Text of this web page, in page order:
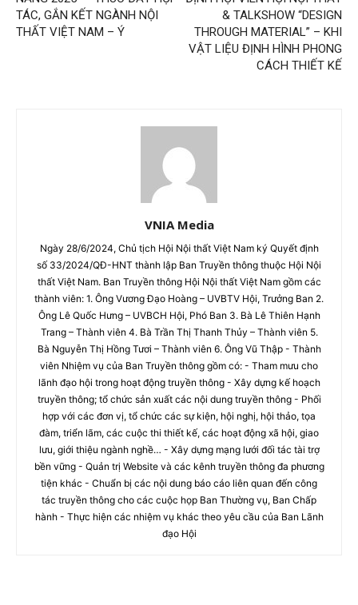
TÁC, GẮN KẾT NGÀNH NỘI
THẤT VIỆT NAM – Ý
& TALKSHOW “DESIGN
THROUGH MATERIAL” – KHI
VẬT LIỆU ĐỊNH HÌNH PHONG
CÁCH THIẾT KẾ
VNIA Media
Ngày 28/6/2024, Chủ tịch Hội Nội thất Việt Nam ký Quyết định
số 33/2024/QĐ-HNT thành lập Ban Truyền thông thuộc Hội Nội
thất Việt Nam. Ban Truyền thông Hội Nội thất Việt Nam gồm các
thành viên: 1. Ông Vương Đạo Hoàng – UVBTV Hội, Trưởng Ban 2.
Ông Lê Quốc Hưng – UVBCH Hội, Phó Ban 3. Bà Lê Thiên Hạnh
Trang – Thành viên 4. Bà Trần Thị Thanh Thủy – Thành viên 5.
Bà Nguyễn Thị Hồng Tươi – Thành viên 6. Ông Vũ Thập - Thành
viên Nhiệm vụ của Ban Truyền thông gồm có: - Tham mưu cho
lãnh đạo hội trong hoạt động truyền thông - Xây dựng kế hoạch
truyền thông; tổ chức sản xuất các nội dung truyền thông - Phối
hợp với các đơn vị, tổ chức các sự kiện, hội nghị, hội thảo, tọa
đàm, triển lãm, các cuộc thi thiết kế, các hoạt động xã hội, giao
lưu, giới thiệu ngành nghề… - Xây dựng mạng lưới đối tác tài trợ
bền vững - Quản trị Website và các kênh truyền thông đa phương
tiện khác - Chuẩn bị các nội dung báo cáo liên quan đến công
tác truyền thông cho các cuộc họp Ban Thường vụ, Ban Chấp
hành - Thực hiện các nhiệm vụ khác theo yêu cầu của Ban Lãnh
đạo Hội